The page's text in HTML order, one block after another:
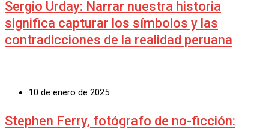
Sergio Urday: Narrar nuestra historia
significa capturar los símbolos y las
contradicciones de la realidad peruana
10 de enero de 2025
Stephen Ferry, fotógrafo de no-ficción: